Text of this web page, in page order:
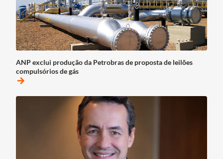
ANP exclui produção da Petrobras de proposta de leilões
compulsórios de gás
arrow_forward